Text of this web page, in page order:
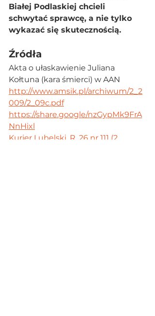
Białej Podlaskiej chcieli
schwytać sprawcę, a nie tylko
wykazać się skutecznością.
Źródła
Akta o ułaskawienie Juliana
Kołtuna (kara śmierci) w AAN
http://www.amsik.pl/archiwum/2_2
009/2_09c.pdf
https://share.google/nzGypMk9FrA
NnHixl
Kurier Lubelski, R. 26 nr 111 (2